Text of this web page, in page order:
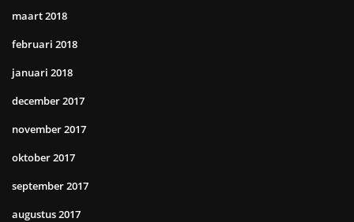
maart 2018
februari 2018
januari 2018
december 2017
november 2017
oktober 2017
september 2017
augustus 2017